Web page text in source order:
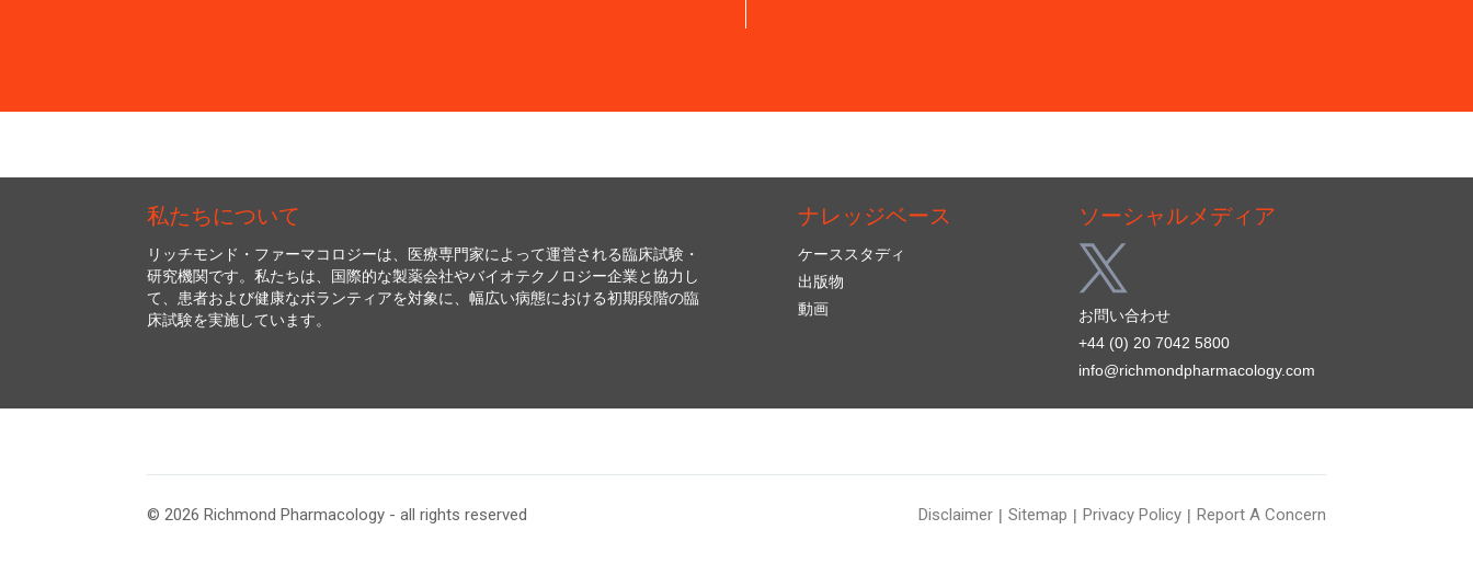
私たちについて
リッチモンド・ファーマコロジーは、医療専門家によって運営される臨床試験・
研究機関です。私たちは、国際的な製薬会社やバイオテクノロジー企業と協力し
て、患者および健康なボランティアを対象に、幅広い病態における初期段階の臨
床試験を実施しています。
ナレッジベース
ケーススタディ
出版物
動画
ソーシャルメディア
お問い合わせ
+44 (0) 20 7042 5800
info@richmondpharmacology.com
© 2026 Richmond Pharmacology - all rights reserved Disclaimer | Sitemap | Privacy Policy | Report A Concern